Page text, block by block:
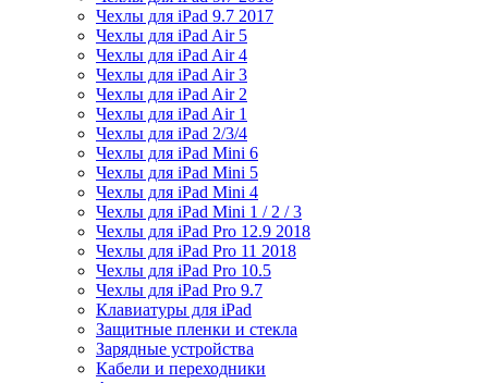
Чехлы для iPad 9.7 2017
Чехлы для iPad Air 5
Чехлы для iPad Air 4
Чехлы для iPad Air 3
Чехлы для iPad Air 2
Чехлы для iPad Air 1
Чехлы для iPad 2/3/4
Чехлы для iPad Mini 6
Чехлы для iPad Mini 5
Чехлы для iPad Mini 4
Чехлы для iPad Mini 1 / 2 / 3
Чехлы для iPad Pro 12.9 2018
Чехлы для iPad Pro 11 2018
Чехлы для iPad Pro 10.5
Чехлы для iPad Pro 9.7
Клавиатуры для iPad
Защитные пленки и стекла
Зарядные устройства
Кабели и переходники